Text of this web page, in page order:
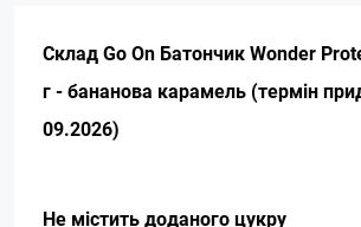
Склад Go On Батончик Wonder
г - бананова карамель (термін
09.2026)
Не містить доданого цукру